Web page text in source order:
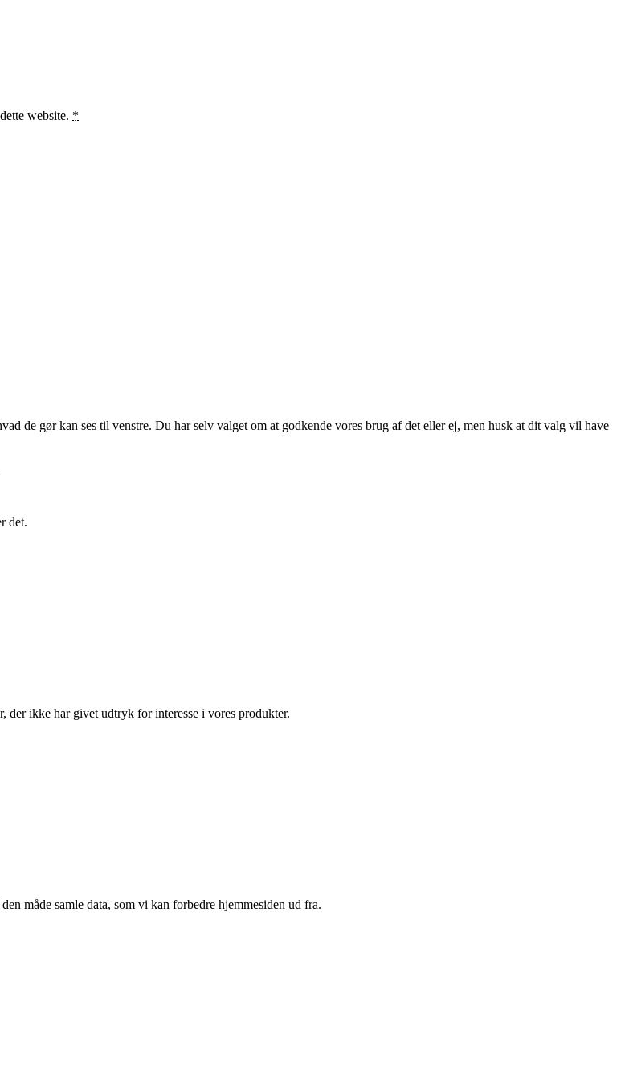
website. *
de gør kan ses til venstre. Du har selv valget om at godkende vores brug af det eller ej, men husk at dit valg vil have
det.
der ikke har givet udtryk for interesse i vores produkter.
måde samle data, som vi kan forbedre hjemmesiden ud fra.